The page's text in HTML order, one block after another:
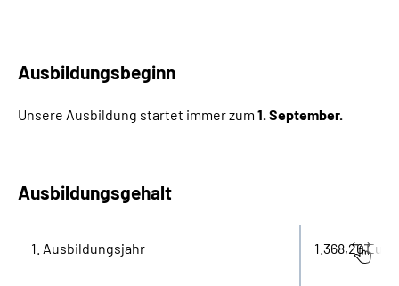
Ausbildungsbeginn
Unsere Ausbildung startet immer zum 1. September.
Ausbildungsgehalt
1. Ausbildungsjahr 1.368,26 Euro